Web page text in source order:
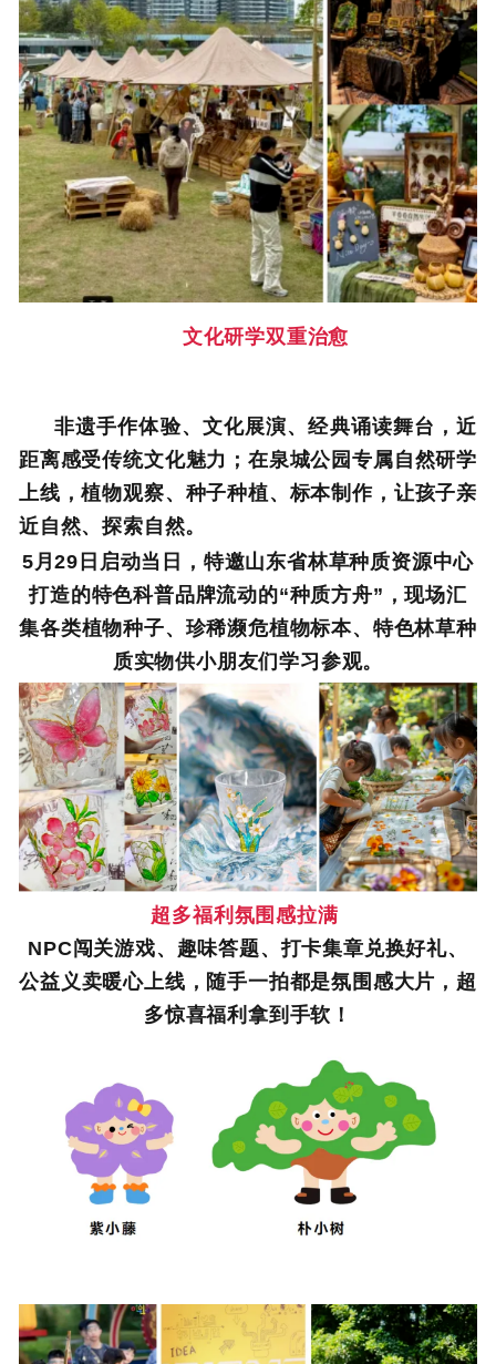
文化研学双重治愈
非遗手作体验、文化展演、经典诵读舞台，近
距离感受传统文化魅力；在泉城公园专属自然研学
上线，植物观察、种子种植、标本制作，让孩子亲
近自然、探索自然。
5月29日启动当日，特邀山东省林草种质资源中心
打造的特色科普品牌流动的“种质方舟”，现场汇
集各类植物种子、珍稀濒危植物标本、特色林草种
质实物供小朋友们学习参观。
超多福利氛围感拉满
NPC闯关游戏、趣味答题、打卡集章兑换好礼、
公益义卖暖心上线，随手一拍都是氛围感大片，超
多惊喜福利拿到手软！